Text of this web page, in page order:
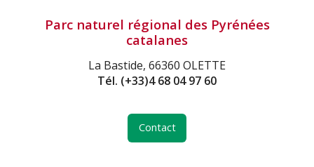
Parc naturel régional des Pyrénées
catalanes
La Bastide, 66360 OLETTE
Tél. (+33)4 68 04 97 60
Contact